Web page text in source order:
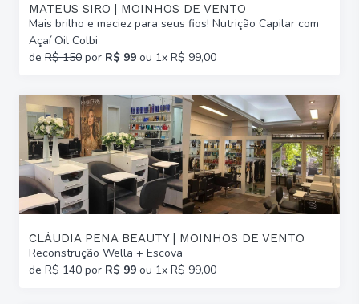
MATEUS SIRO | MOINHOS DE VENTO
Mais brilho e maciez para seus fios! Nutrição Capilar com
Açaí Oil Colbi
de R$ 150 por R$ 99 ou 1x R$ 99,00
CLÁUDIA PENA BEAUTY | MOINHOS DE VENTO
Reconstrução Wella + Escova
de R$ 140 por R$ 99 ou 1x R$ 99,00